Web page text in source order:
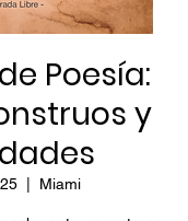
Poesía:
y
Miami